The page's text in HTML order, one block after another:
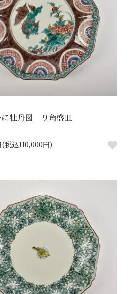
に牡丹図 ９角盛皿
税込110,000円)